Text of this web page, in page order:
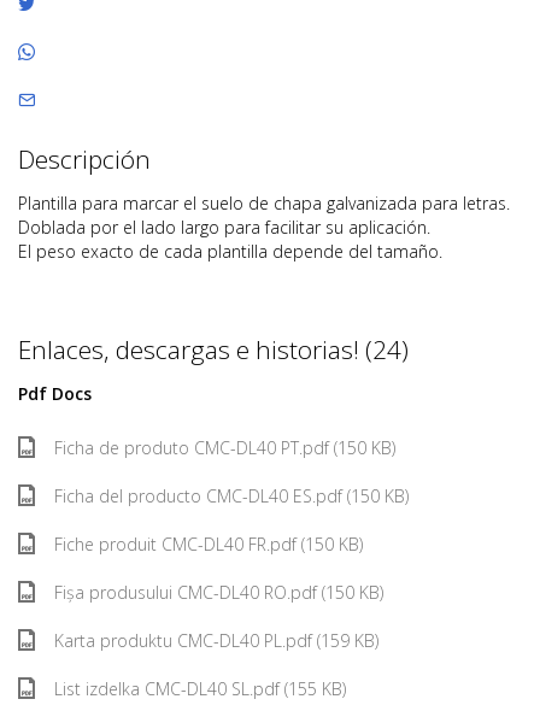
Descripción
Plantilla para marcar el suelo de chapa galvanizada para letras.
Doblada por el lado largo para facilitar su aplicación.
El peso exacto de cada plantilla depende del tamaño.
Enlaces, descargas e historias! (24)
Pdf Docs
Ficha de produto CMC-DL40 PT.pdf (150 KB)
Ficha del producto CMC-DL40 ES.pdf (150 KB)
Fiche produit CMC-DL40 FR.pdf (150 KB)
Fișa produsului CMC-DL40 RO.pdf (150 KB)
Karta produktu CMC-DL40 PL.pdf (159 KB)
List izdelka CMC-DL40 SL.pdf (155 KB)